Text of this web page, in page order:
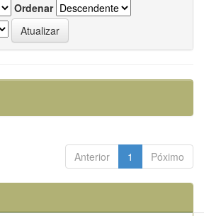
Ordenar
Anterior 1 Póximo